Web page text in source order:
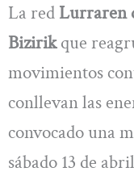
La red Lurraren
Bizirikque
movimientos
conllevan las
convocado una
sábado 13 de